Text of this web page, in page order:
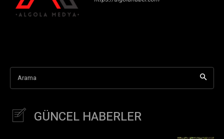
Arama
GÜNCEL HABERLER